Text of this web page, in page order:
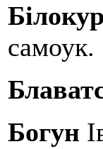
Білокур
самоук.
Богун